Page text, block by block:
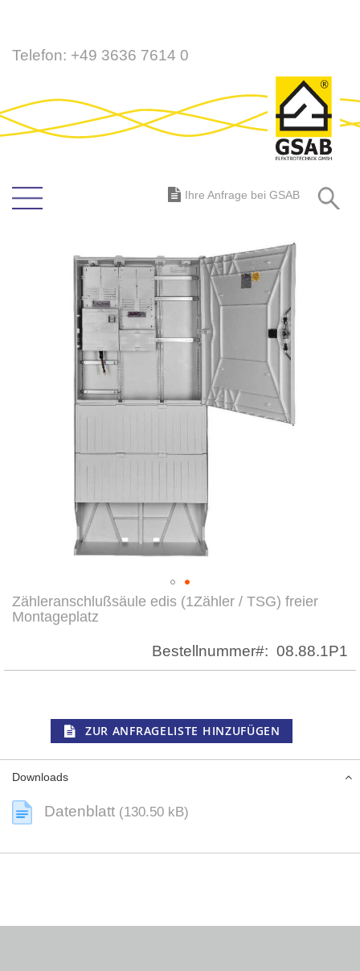
Direkt
Telefon: +49 3636 7614 0
Ihre Anfrage bei GSAB
Zähleranschlußsäule edis (1Zähler / TSG) freier
Montageplatz
Bestellnummer 08.88.1P1
ZUR ANFRAGELISTE HINZUFÜGEN
Bildergalerie
Zum
Anfang
Bildergalerie
Downloads
Datenblatt (130.50 kB)